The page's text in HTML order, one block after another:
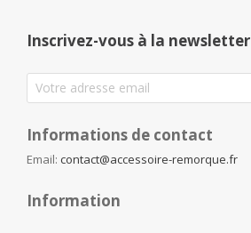
Inscrivez-vous à la newsletter
Informations de contact
Email: contact@accessoire-remorque.fr
Information